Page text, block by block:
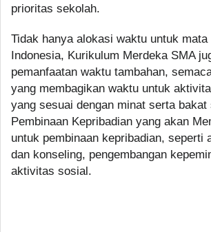
prioritas sekolah.
Tidak hanya alokasi waktu untuk
Indonesia, Kurikulum Merdeka SMA
pemanfaatan waktu tambahan,
yang membagikan waktu untuk
yang sesuai dengan minat serta bakat
Pembinaan Kepribadian yang akan
untuk pembinaan kepribadian, seperti
dan konseling, pengembangan
aktivitas sosial.